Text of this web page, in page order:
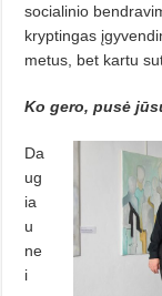
socialinio
kryptingas
metus, bet kartu
Ko gero, pusė
Da
ug
ia
u
ne
i